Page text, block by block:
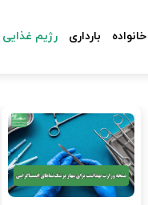
بارداری رژیم غذایی